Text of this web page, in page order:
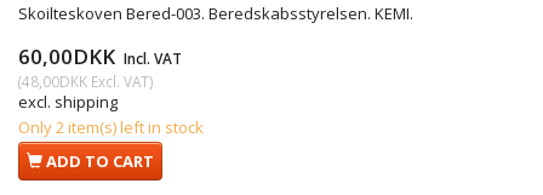
Skoilteskoven Bered-003. Beredskabsstyrelsen. KEMI.
60,00DKK Incl. VAT
(48,00DKK Excl. VAT)
excl. shipping
Only 2 item(s) left in stock
ADD TO CART